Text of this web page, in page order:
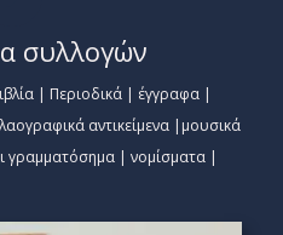
συλλογών
| Περιοδικά | έγγραφα |
αντικείμενα |μουσικά
γραμματόσημα | νομίσματα |